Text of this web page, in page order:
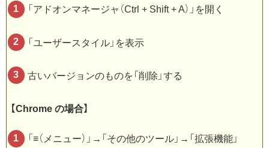
「アドオンマネージャ（Ctrl + Shift + A）」を開く
「ユーザースタイル」を表示
古いバージョンのものを「削除」する
【Chrome の場合】
「≡（メニュー）」→「その他のツール」→「拡張機能」